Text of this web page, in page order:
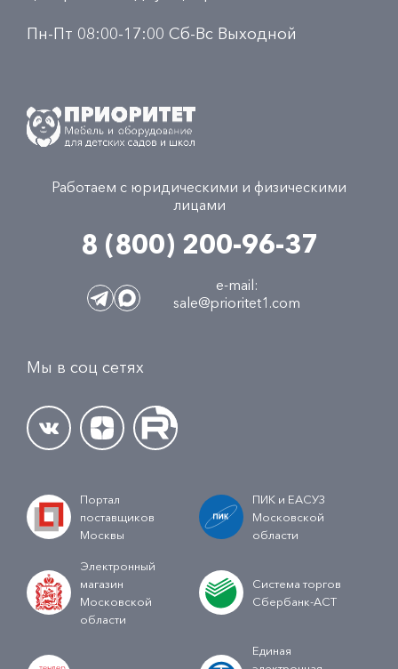
Пн-Пт 08:00-17:00 Сб-Вс Выходной
Работаем с юридическими и физическими
лицами
8 (800) 200-96-37
e-mail:
sale@prioritet1.com
Мы в соц сетях
Портал
поставщиков
Москвы
ПИК и ЕАСУЗ
Московской
области
Электронный
магазин
Московской
области
Система торгов
Сбербанк-АСТ
Единая